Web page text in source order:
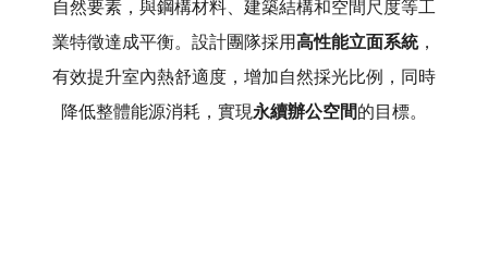
自然要素，與鋼構材料、建築結構和空間尺度等工
業特徵達成平衡。設計團隊採用高性能立面系統，
有效提升室內熱舒適度，增加自然採光比例，同時
降低整體能源消耗，實現永續辦公空間的目標。